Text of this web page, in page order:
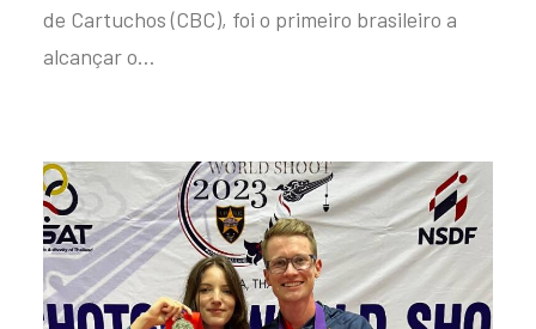
de Cartuchos (CBC), foi o primeiro brasileiro a
alcançar o…